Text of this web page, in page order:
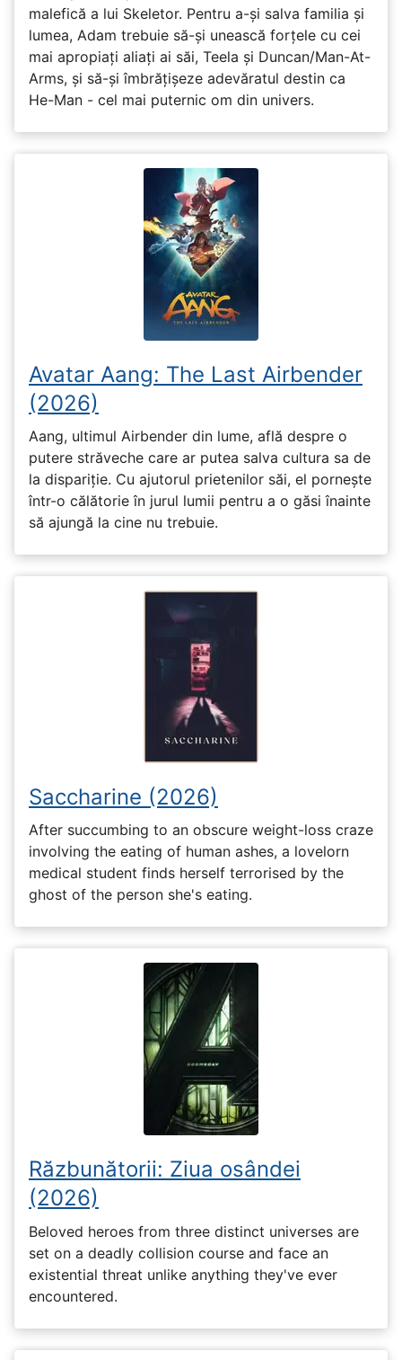
malefică a lui Skeletor. Pentru a-și salva familia și
lumea, Adam trebuie să-și unească forțele cu cei
mai apropiați aliați ai săi, Teela și Duncan/Man-At-
Arms, și să-și îmbrățișeze adevăratul destin ca
He-Man - cel mai puternic om din univers.
Avatar Aang: The Last Airbender
(2026)
Aang, ultimul Airbender din lume, află despre o
putere străveche care ar putea salva cultura sa de
la dispariție. Cu ajutorul prietenilor săi, el pornește
într-o călătorie în jurul lumii pentru a o găsi înainte
să ajungă la cine nu trebuie.
Saccharine (2026)
After succumbing to an obscure weight-loss craze
involving the eating of human ashes, a lovelorn
medical student finds herself terrorised by the
ghost of the person she's eating.
Răzbunătorii: Ziua osândei
(2026)
Beloved heroes from three distinct universes are
set on a deadly collision course and face an
existential threat unlike anything they've ever
encountered.